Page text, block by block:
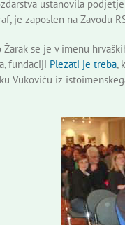
ustanovila
je zaposlen na Zavodu
se je v imenu
fundaciji Plezati je treba,
Vukoviću iz